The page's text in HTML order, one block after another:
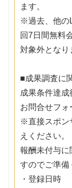
ます。
※過去、他の
回7日間無料
対象外となり
■成果調査に
成果条件達
お問合せフォ
※直接スポン
えください。
報酬未付与に
すのでご準備
・登録日時